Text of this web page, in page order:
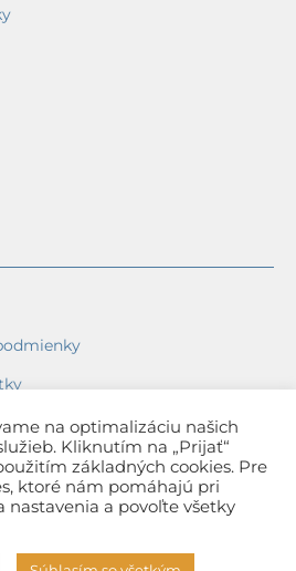
na optimalizáciu našich
Kliknutím na „Prijať“
základných cookies. Pre
ktoré nám pomáhajú pri
nastavenia a povoľte všetky